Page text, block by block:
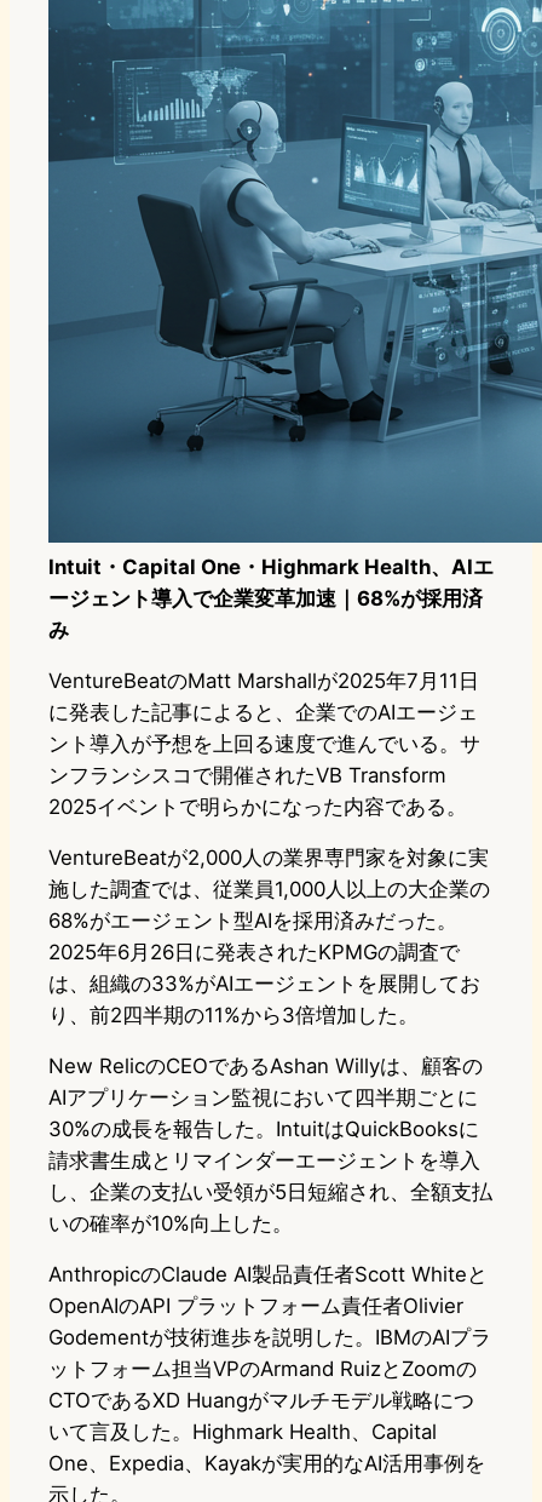
Intuit・Capital One・Highmark Health、AIエ
ージェント導入で企業変革加速｜68%が採用済
み
VentureBeatのMatt Marshallが2025年7月11日
に発表した記事によると、企業でのAIエージェ
ント導入が予想を上回る速度で進んでいる。サ
ンフランシスコで開催されたVB Transform
2025イベントで明らかになった内容である。
VentureBeatが2,000人の業界専門家を対象に実
施した調査では、従業員1,000人以上の大企業の
68%がエージェント型AIを採用済みだった。
2025年6月26日に発表されたKPMGの調査で
は、組織の33%がAIエージェントを展開してお
り、前2四半期の11%から3倍増加した。
New RelicのCEOであるAshan Willyは、顧客の
AIアプリケーション監視において四半期ごとに
30%の成長を報告した。IntuitはQuickBooksに
請求書生成とリマインダーエージェントを導入
し、企業の支払い受領が5日短縮され、全額支払
いの確率が10%向上した。
AnthropicのClaude AI製品責任者Scott Whiteと
OpenAIのAPI プラットフォーム責任者Olivier
Godementが技術進歩を説明した。IBMのAIプラ
ットフォーム担当VPのArmand RuizとZoomの
CTOであるXD Huangがマルチモデル戦略につ
いて言及した。Highmark Health、Capital
One、Expedia、Kayakが実用的なAI活用事例を
示した。